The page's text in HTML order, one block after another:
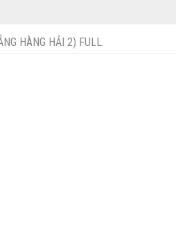
HÀNG HẢI 2) FULL.